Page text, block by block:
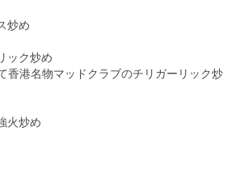
炒め
ック炒め
香港名物マッドクラブのチリガーリック炒
火炒め